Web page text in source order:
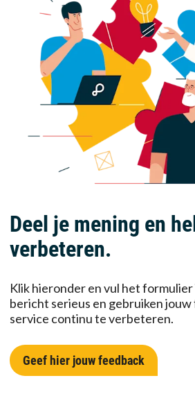
Deel je mening en
verbeteren.
Klik hieronder en vul het formulier
bericht serieus en gebruiken jouw
service continu te verbeteren.
Geef hier jouw feedback